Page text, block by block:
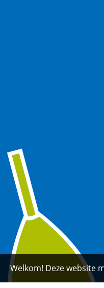
Welkom! Deze website